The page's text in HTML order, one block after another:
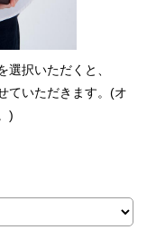
択いただくと、
ていただきます。(オ
)